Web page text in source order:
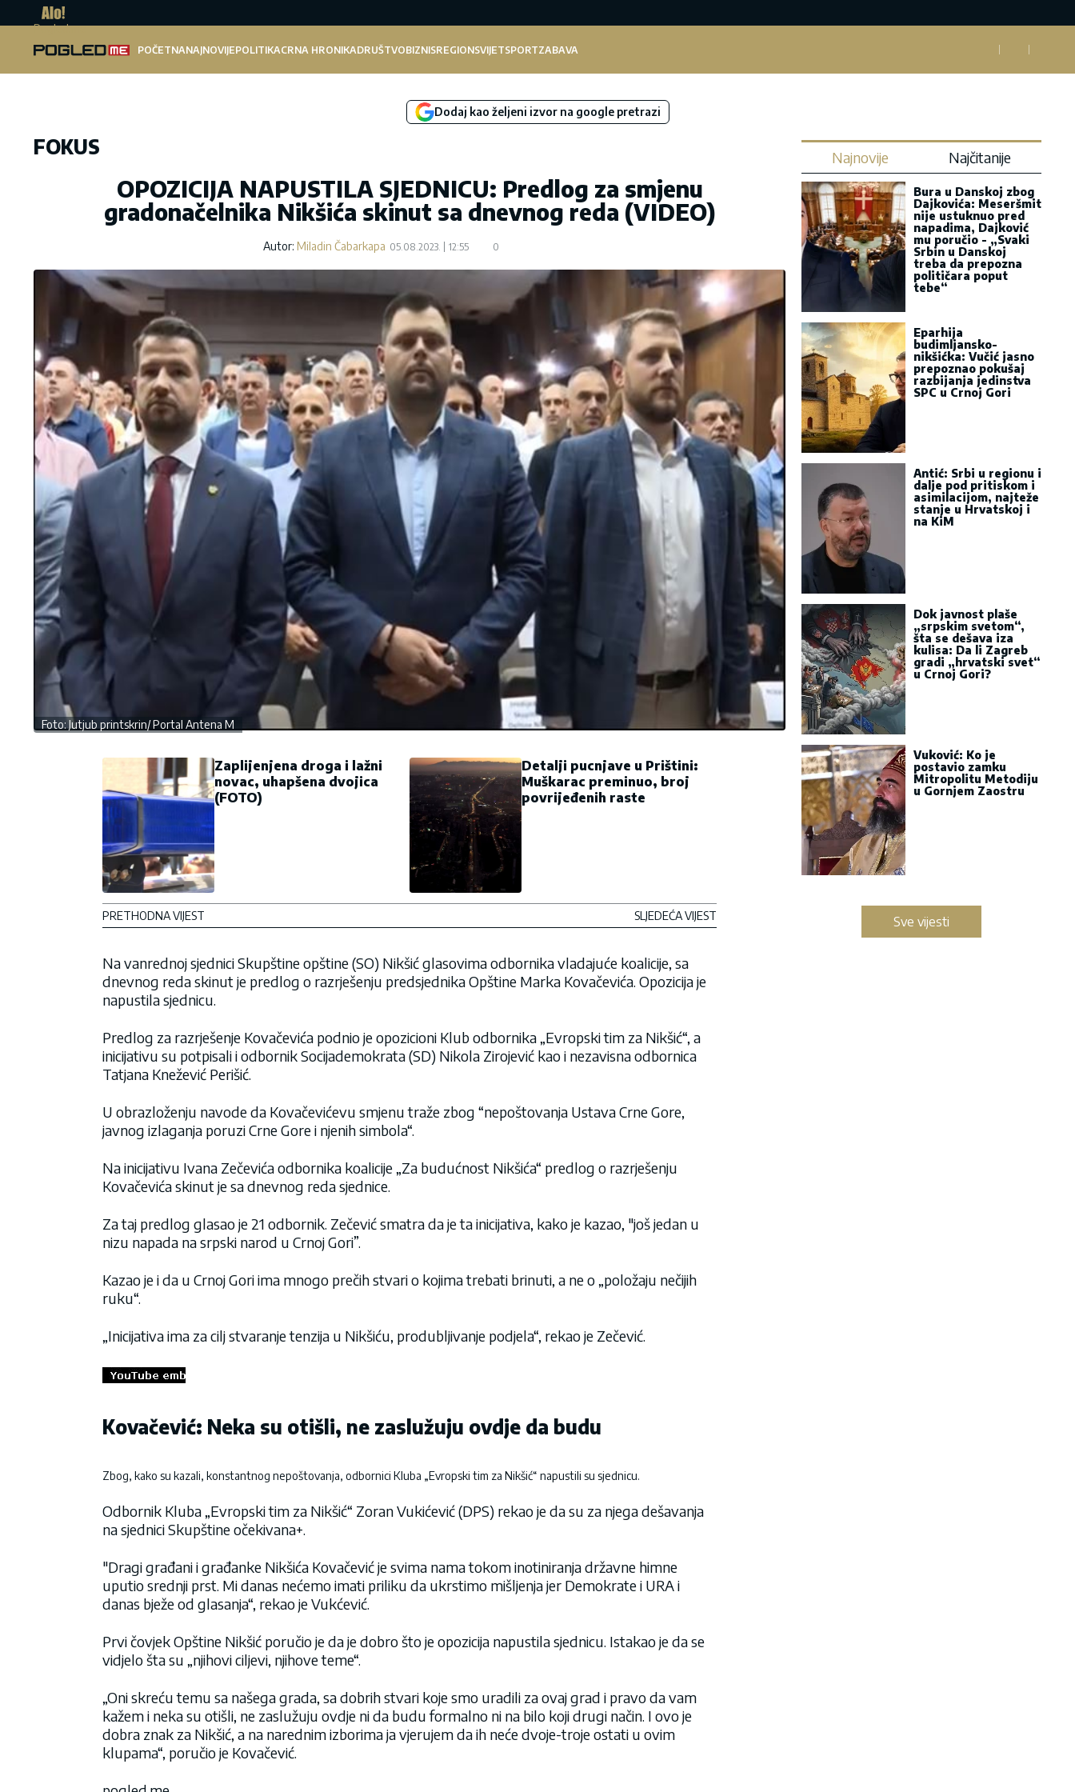
Pogled.me
POČETNANAJNOVIJEPOLITIKACRNA HRONIKADRUŠTVOBIZNISREGIONSVIJETSPORTZABAVA
Dodaj kao željeni izvor na google pretrazi
FOKUS
OPOZICIJA NAPUSTILA SJEDNICU: Predlog za smjenu
gradonačelnika Nikšića skinut sa dnevnog reda (VIDEO)
Autor: Miladin Čabarkapa 05.08.2023. 12:55 0
Foto: Jutjub printskrin/ Portal Antena M
Zaplijenjena droga i lažni
novac, uhapšena dvojica
(FOTO)
PRETHODNA VIJEST
Detalji pucnjave u Prištini:
Muškarac preminuo, broj
povrijeđenih raste
SLJEDEĆA VIJEST
Na vanrednoj sjednici Skupštine opštine (SO) Nikšić glasovima odbornika vladajuće koalicije, sa
dnevnog reda skinut je predlog o razrješenju predsjednika Opštine Marka Kovačevića. Opozicija je
napustila sjednicu.
Predlog za razrješenje Kovačevića podnio je opozicioni Klub odbornika „Evropski tim za Nikšić“, a
inicijativu su potpisali i odbornik Socijademokrata (SD) Nikola Zirojević kao i nezavisna odbornica
Tatjana Knežević Perišić.
U obrazloženju navode da Kovačevićevu smjenu traže zbog “nepoštovanja Ustava Crne Gore,
javnog izlaganja poruzi Crne Gore i njenih simbola“.
Na inicijativu Ivana Zečevića odbornika koalicije „Za budućnost Nikšića“ predlog o razrješenju
Kovačevića skinut je sa dnevnog reda sjednice.
Za taj predlog glasao je 21 odbornik. Zečević smatra da je ta inicijativa, kako je kazao, "još jedan u
nizu napada na srpski narod u Crnoj Gori”.
Kazao je i da u Crnoj Gori ima mnogo prečih stvari o kojima trebati brinuti, a ne o „položaju nečijih
ruku“.
„Inicijativa ima za cilj stvaranje tenzija u Nikšiću, produbljivanje podjela“, rekao je Zečević.
Kovačević: Neka su otišli, ne zaslužuju ovdje da budu
Zbog, kako su kazali, konstantnog nepoštovanja, odbornici Kluba „Evropski tim za Nikšić“ napustili su sjednicu.
Odbornik Kluba „Evropski tim za Nikšić“ Zoran Vukićević (DPS) rekao je da su za njega dešavanja
na sjednici Skupštine očekivana+.
"Dragi građani i građanke Nikšića Kovačević je svima nama tokom inotiniranja državne himne
uputio srednji prst. Mi danas nećemo imati priliku da ukrstimo mišljenja jer Demokrate i URA i
danas bježe od glasanja“, rekao je Vukćević.
Prvi čovjek Opštine Nikšić poručio je da je dobro što je opozicija napustila sjednicu. Istakao je da se
vidjelo šta su „njihovi ciljevi, njihove teme“.
„Oni skreću temu sa našega grada, sa dobrih stvari koje smo uradili za ovaj grad i pravo da vam
kažem i neka su otišli, ne zaslužuju ovdje ni da budu formalno ni na bilo koji drugi način. I ovo je
dobra znak za Nikšić, a na narednim izborima ja vjerujem da ih neće dvoje-troje ostati u ovim
klupama“, poručio je Kovačević.
Najnovije Najčitanije
Bura u Danskoj zbog
Dajkovića: Meseršmit
nije ustuknuo pred
napadima, Dajković
mu poručio - „Svaki
Srbin u Danskoj
treba da prepozna
političara poput
tebe“
Eparhija
budimljansko-
nikšićka: Vučić jasno
prepoznao pokušaj
razbijanja jedinstva
SPC u Crnoj Gori
Antić: Srbi u regionu i
dalje pod pritiskom i
asimilacijom, najteže
stanje u Hrvatskoj i
na KiM
Dok javnost plaše
„srpskim svetom“,
šta se dešava iza
kulisa: Da li Zagreb
gradi „hrvatski svet“
u Crnoj Gori?
Vuković: Ko je
postavio zamku
Mitropolitu Metodiju
u Gornjem Zaostru
Sve vijesti